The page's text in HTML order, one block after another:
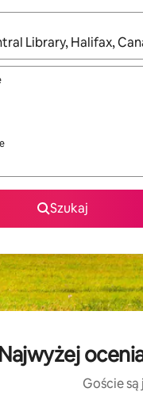
dostępne, możesz
Szukaj
Najwyżej
Goście